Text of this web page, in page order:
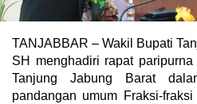
TANJABBAR – Wakil Bupati
SH menghadiri rapat
Tanjung Jabung Barat
pandangan umum Fraksi-